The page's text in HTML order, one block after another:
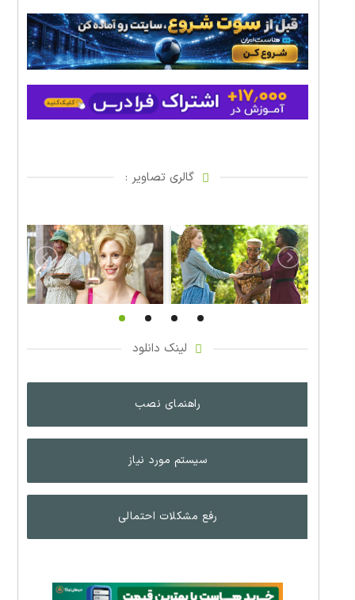
گالری تصاویر :
لینک دانلود
راهنمای نصب
سیستم مورد نیاز
رفع مشکلات احتمالی